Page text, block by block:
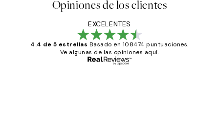
Opiniones de los clientes
EXCELENTES
4.4 de 5 estrellas Basado en 108474 puntuaciones.
Ve algunas de las opiniones aquí.